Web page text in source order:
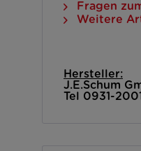
Fragen
Weitere
Hersteller:
J.E.Schum
Tel 0931-